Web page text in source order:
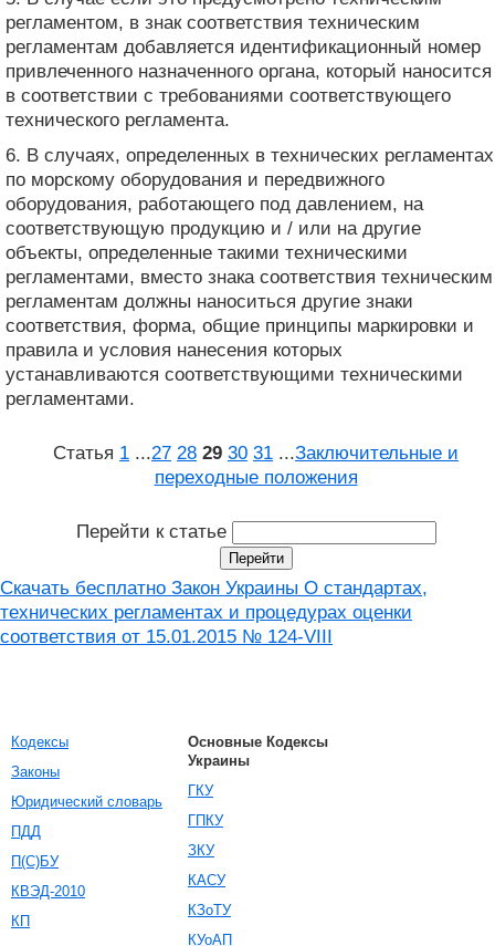
регламентом, в знак соответствия техническим
регламентам добавляется идентификационный номер
привлеченного назначенного органа, который наносится
в соответствии с требованиями соответствующего
технического регламента.
6. В случаях, определенных в технических регламентах
по морскому оборудования и передвижного
оборудования, работающего под давлением, на
соответствующую продукцию и / или на другие
объекты, определенные такими техническими
регламентами, вместо знака соответствия техническим
регламентам должны наноситься другие знаки
соответствия, форма, общие принципы маркировки и
правила и условия нанесения которых
устанавливаются соответствующими техническими
регламентами.
Статья 1 ...27 28 29 30 31 ...Заключительные и
переходные положения
Перейти к статье
Скачать бесплатно Закон Украины О стандартах,
технических регламентах и ​​процедурах оценки
соответствия от 15.01.2015 № 124-VIII
Кодексы
Законы
Юридический словарь
ПДД
П(С)БУ
КВЭД-2010
КП
Основные Кодексы
Украины
ГКУ
ГПКУ
ЗКУ
КАСУ
КЗоТУ
КУоАП